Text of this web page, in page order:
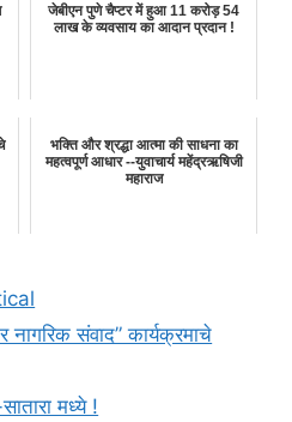
जेबीएन पुणे चैप्टर में हुआ 11 करोड़ 54
लाख के व्यवसाय का आदान प्रदान !
भक्ति और श्रद्धा आत्मा की साधना का
महत्वपूर्ण आधार --युवाचार्य महेंद्रऋषिजी
महाराज
नागरिक संवाद” कार्यक्रमाचे
मध्ये !